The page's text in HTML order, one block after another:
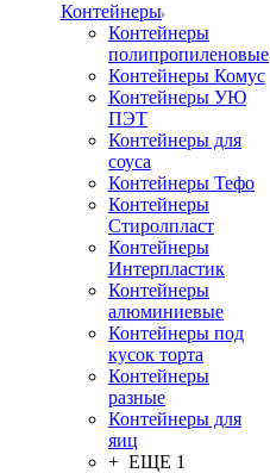
Контейнеры
Контейнеры
полипропиленовые
Контейнеры Комус
Контейнеры УЮ
ПЭТ
Контейнеры для
соуса
Контейнеры Тефо
Контейнеры
Стиролпласт
Контейнеры
Интерпластик
Контейнеры
алюминиевые
Контейнеры под
кусок торта
Контейнеры
разные
Контейнеры для
яиц
+ ЕЩЕ 1